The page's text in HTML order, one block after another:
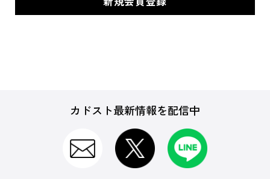
カドスト最新情報を配信中